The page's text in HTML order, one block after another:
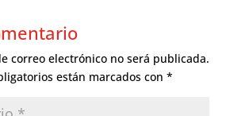
correo electrónico no será publicada.
están marcados con *